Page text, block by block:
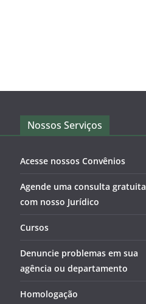
Nossos Serviços
Acesse nossos Convênios
Agende uma consulta gratuita
com nosso Jurídico
Cursos
Denuncie problemas em sua
agência ou departamento
Homologação